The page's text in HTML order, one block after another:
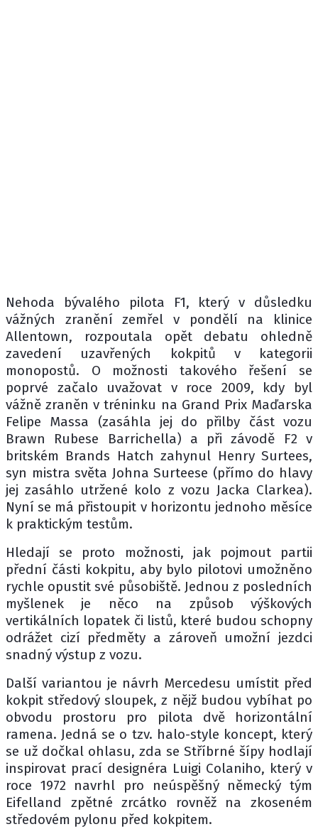
Nehoda bývalého pilota F1, který v důsledku
vážných zranění zemřel v pondělí na klinice
Allentown, rozpoutala opět debatu ohledně
zavedení uzavřených kokpitů v kategorii
monopostů. O možnosti takového řešení se
poprvé začalo uvažovat v roce 2009, kdy byl
vážně zraněn v tréninku na Grand Prix Maďarska
Felipe Massa (zasáhla jej do přilby část vozu
Brawn Rubese Barrichella) a při závodě F2 v
britském Brands Hatch zahynul Henry Surtees,
syn mistra světa Johna Surteese (přímo do hlavy
jej zasáhlo utržené kolo z vozu Jacka Clarkea).
Nyní se má přistoupit v horizontu jednoho měsíce
k praktickým testům.
Hledají se proto možnosti, jak pojmout partii
přední části kokpitu, aby bylo pilotovi umožněno
rychle opustit své působiště. Jednou z posledních
myšlenek je něco na způsob výškových
vertikálních lopatek či listů, které budou schopny
odrážet cizí předměty a zároveň umožní jezdci
snadný výstup z vozu.
Další variantou je návrh Mercedesu umístit před
kokpit středový sloupek, z nějž budou vybíhat po
obvodu prostoru pro pilota dvě horizontální
ramena. Jedná se o tzv. halo-style koncept, který
se už dočkal ohlasu, zda se Stříbrné šípy hodlají
inspirovat prací designéra Luigi Colaniho, který v
roce 1972 navrhl pro neúspěšný německý tým
Eifelland zpětné zrcátko rovněž na zkoseném
středovém pylonu před kokpitem.